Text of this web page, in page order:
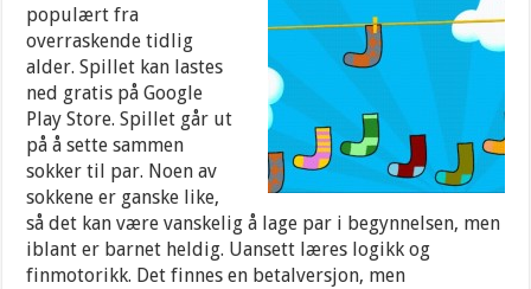
populært fra
overraskende tidlig
alder. Spillet kan lastes
ned gratis på Google
Play Store. Spillet går ut
på å sette sammen
sokker til par. Noen av
sokkene er ganske like,
så det kan være vanskelig å lage par i begynnelsen, men
iblant er barnet heldig. Uansett læres logikk og
finmotorikk. Det finnes en betalversjon, men